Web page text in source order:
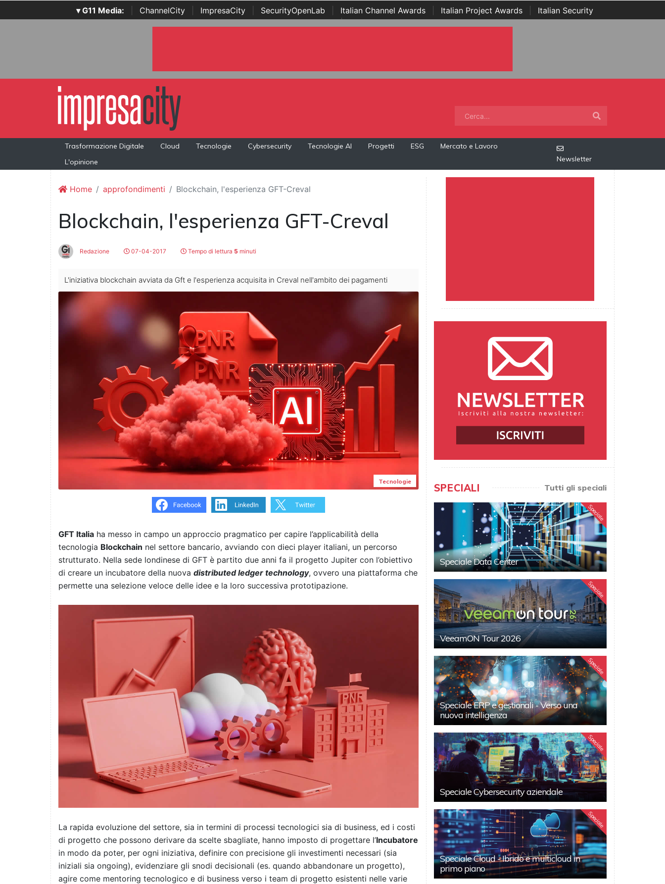
▾ G11 Media: ChannelCity ImpresaCity SecurityOpenLab Italian Channel Awards Italian Project Awards
Italian Security
Awards | ...
Trasformazione Digitale Cloud Tecnologie Cybersecurity Tecnologie AI Progetti ESG
Mercato e Lavoro
L'opinione
Newsletter
Home approfondimenti Blockchain, l'esperienza GFT-Creval
Blockchain, l'esperienza GFT-Creval
Redazione 07-04-2017 Tempo di lettura 5 minuti
L'iniziativa blockchain avviata da Gft e l'esperienza acquisita in Creval nell'ambito dei pagamenti
Tecnologie
GFT Italia ha messo in campo un approccio pragmatico per capire l’applicabilità della
tecnologia Blockchain nel settore bancario, avviando con dieci player italiani, un percorso
strutturato. Nella sede londinese di GFT è partito due anni fa il progetto Jupiter con l’obiettivo
di creare un incubatore della nuova distributed ledger technology, ovvero una piattaforma che
permette una selezione veloce delle idee e la loro successiva prototipazione.
La rapida evoluzione del settore, sia in termini di processi tecnologici sia di business, ed i costi
di progetto che possono derivare da scelte sbagliate, hanno imposto di progettare l’Incubatore
in modo da poter, per ogni iniziativa, definire con precisione gli investimenti necessari (sia
iniziali sia ongoing), evidenziare gli snodi decisionali (es. quando abbandonare un progetto),
agire come mentoring tecnologico e di business verso i team di progetto esistenti nelle varie
SPECIALI Tutti gli speciali
Speciale
Speciale Data Center
Speciale
VeeamON Tour 2026
Speciale
Speciale ERP e gestionali - Verso una
nuova intelligenza
Speciale
Speciale Cybersecurity aziendale
Speciale
Speciale Cloud - Ibrido e multicloud in
primo piano